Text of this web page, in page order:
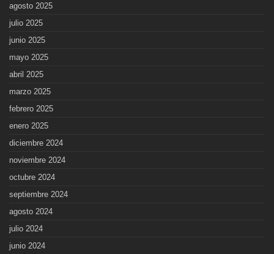
agosto 2025
julio 2025
junio 2025
mayo 2025
abril 2025
marzo 2025
febrero 2025
enero 2025
diciembre 2024
noviembre 2024
octubre 2024
septiembre 2024
agosto 2024
julio 2024
junio 2024